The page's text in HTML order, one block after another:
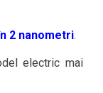
2 nanometri.
electric mai